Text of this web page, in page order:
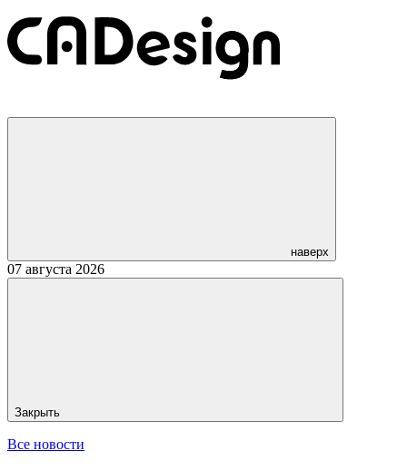
наверх
07 августа 2026
Закрыть
Все новости